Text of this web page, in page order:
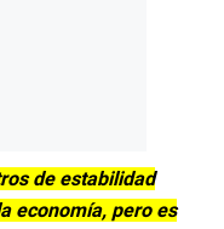
de estabilidad
economía, pero es